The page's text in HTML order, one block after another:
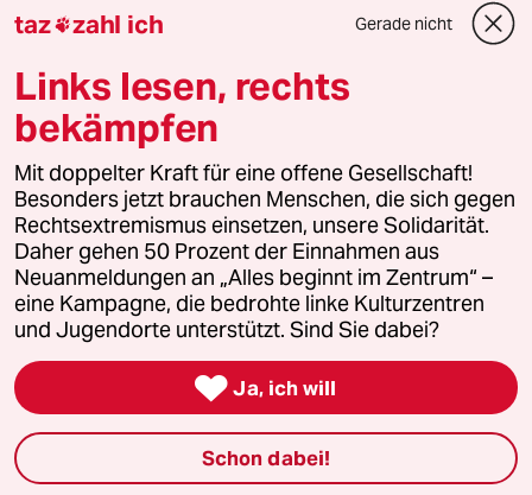
Downloads für Abonnierende
© 2026 taz Verlags und Vertriebs GmbH
Alle Rechte vorbehalten. Bei rechtlichen Fragen oder für Genehmigungen
wenden Sie sich bitte an
lizenzen@taz.de
Feedback Redaktionsstatut Kommune-Richtlinien
Leitlinie Informant Datenschutz Impressum AGB
Seitenwende Einwilligungen widerrufen (Ads)
taz zahl ich Gerade nicht
Links lesen, rechts
bekämpfen
Mit doppelter Kraft für eine offene Gesellschaft!
Besonders jetzt brauchen Menschen, die sich gegen
Rechtsextremismus einsetzen, unsere Solidarität.
Daher gehen 50 Prozent der Einnahmen aus
Neuanmeldungen an „Alles beginnt im Zentrum“ –
eine Kampagne, die bedrohte linke Kulturzentren
und Jugendorte unterstützt. Sind Sie dabei?
 Ja, ich will
Schon dabei!